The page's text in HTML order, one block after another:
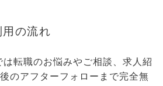
の流れ
転職のお悩みやご相談、求人紹
のアフターフォローまで完全無